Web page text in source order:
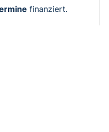
finanziert.